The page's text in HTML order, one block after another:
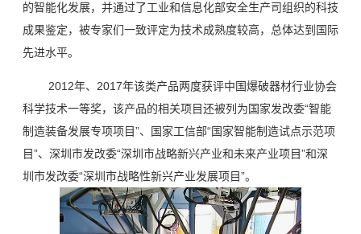
的智能化发展，并通过了工业和信息化部安全生产司组织的科技
成果鉴定，被专家们一致评定为技术成熟度较高，总体达到国际
先进水平。
2012年、2017年该类产品两度获评中国爆破器材行业协会
科学技术一等奖，该产品的相关项目还被列为国家发改委“智能
制造装备发展专项项目”、国家工信部“国家智能制造试点示范项
目”、深圳市发改委“深圳市战略新兴产业和未来产业项目”和深
圳市发改委“深圳市战略性新兴产业发展项目”。